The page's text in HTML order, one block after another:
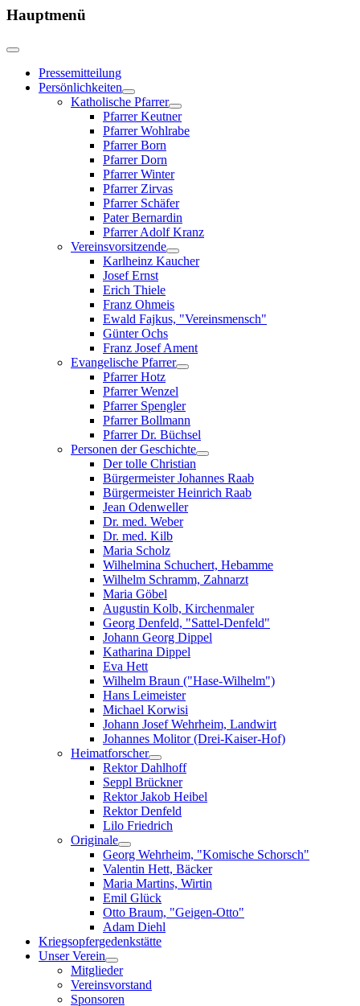
Hauptmenü
Pressemitteilung
Persönlichkeiten
Katholische Pfarrer
Pfarrer Keutner
Pfarrer Wohlrabe
Pfarrer Born
Pfarrer Dorn
Pfarrer Winter
Pfarrer Zirvas
Pfarrer Schäfer
Pater Bernardin
Pfarrer Adolf Kranz
Vereinsvorsitzende
Karlheinz Kaucher
Josef Ernst
Erich Thiele
Franz Ohmeis
Ewald Fajkus, "Vereinsmensch"
Günter Ochs
Franz Josef Ament
Evangelische Pfarrer
Pfarrer Hotz
Pfarrer Wenzel
Pfarrer Spengler
Pfarrer Bollmann
Pfarrer Dr. Büchsel
Personen der Geschichte
Der tolle Christian
Bürgermeister Johannes Raab
Bürgermeister Heinrich Raab
Jean Odenweller
Dr. med. Weber
Dr. med. Kilb
Maria Scholz
Wilhelmina Schuchert, Hebamme
Wilhelm Schramm, Zahnarzt
Maria Göbel
Augustin Kolb, Kirchenmaler
Georg Denfeld, "Sattel-Denfeld"
Johann Georg Dippel
Katharina Dippel
Eva Hett
Wilhelm Braun ("Hase-Wilhelm")
Hans Leimeister
Michael Korwisi
Johann Josef Wehrheim, Landwirt
Johannes Molitor (Drei-Kaiser-Hof)
Heimatforscher
Rektor Dahlhoff
Seppl Brückner
Rektor Jakob Heibel
Rektor Denfeld
Lilo Friedrich
Originale
Georg Wehrheim, "Komische Schorsch"
Valentin Hett, Bäcker
Maria Martins, Wirtin
Emil Glück
Otto Braum, "Geigen-Otto"
Adam Diehl
Kriegsopfergedenkstätte
Unser Verein
Mitglieder
Vereinsvorstand
Sponsoren